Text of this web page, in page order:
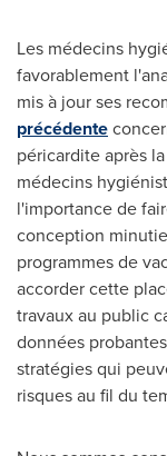
Les médecins
favorablement
mis à jour ses
précédente
péricardite après
médecins
l'importance de
conception
programmes de
accorder cette
travaux au public
données
stratégies qui
risques au fil du